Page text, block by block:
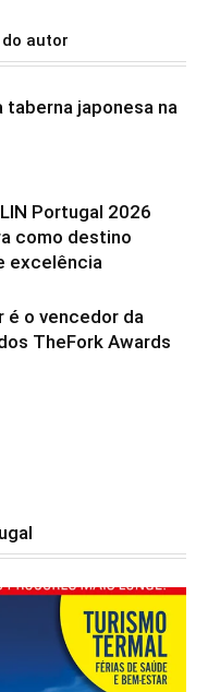
autor
taberna japonesa na
Portugal 2026
como destino
excelência
é o vencedor da
TheFork Awards